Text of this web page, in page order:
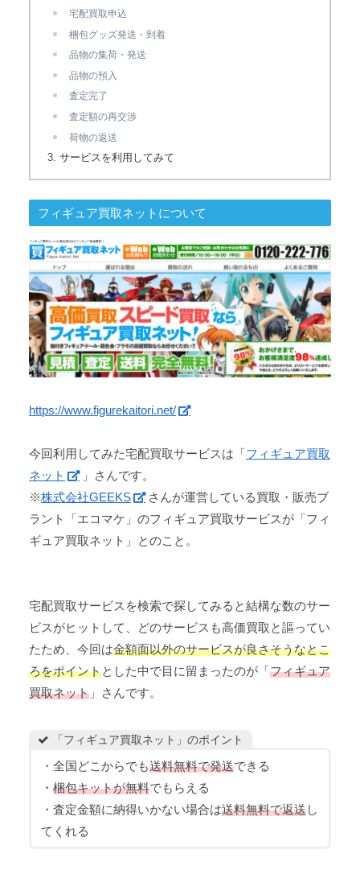
宅配買取申込
梱包グッズ発送・到着
品物の集荷・発送
品物の預入
査定完了
査定額の再交渉
荷物の返送
サービスを利用してみて
フィギュア買取ネットについて
https://www.figurekaitori.net/
今回利用してみた宅配買取サービスは「フィギュア買取
ネット
」さんです。
※株式会社GEEKS
さんが運営している買取・販売ブ
ラント「エコマケ」のフィギュア買取サービスが「フィ
ギュア買取ネット」とのこと。
宅配買取サービスを検索で探してみると結構な数のサー
ビスがヒットして、どのサービスも高価買取と謳ってい
たため、今回は金額面以外のサービスが良さそうなとこ
ろをポイントとした中で目に留まったのが「フィギュア
買取ネット 」さんです。
「フィギュア買取ネット」のポイント
・全国どこからでも送料無料で発送できる
・ 梱包キットが無料でもらえる
・査定金額に納得いかない場合は送料無料で返送し
てくれる